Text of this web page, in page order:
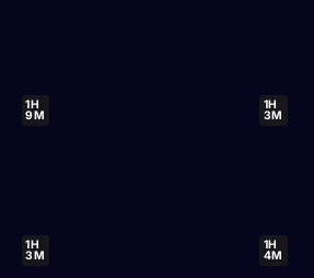
1H
9M
1H
3M
1H
3M
1H
4M